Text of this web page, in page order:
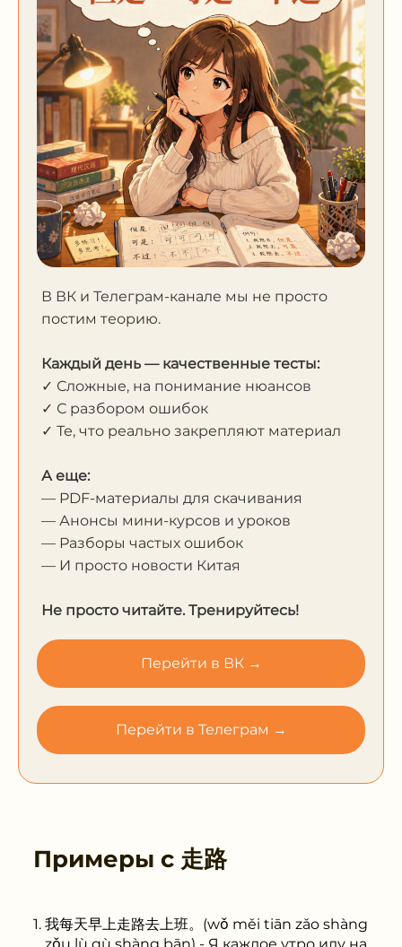
В ВК и Телеграм-канале мы не просто
постим теорию.
Каждый день — качественные тесты:
✓ Сложные, на понимание нюансов
✓ С разбором ошибок
✓ Те, что реально закрепляют материал
А еще:
— PDF-материалы для скачивания
— Анонсы мини-курсов и уроков
— Разборы частых ошибок
— И просто новости Китая
Не просто читайте. Тренируйтесь!
Перейти в ВК →
Перейти в Телеграм →
Примеры с 走路
我每天早上走路去上班。(wǒ měi tiān zǎo shàng